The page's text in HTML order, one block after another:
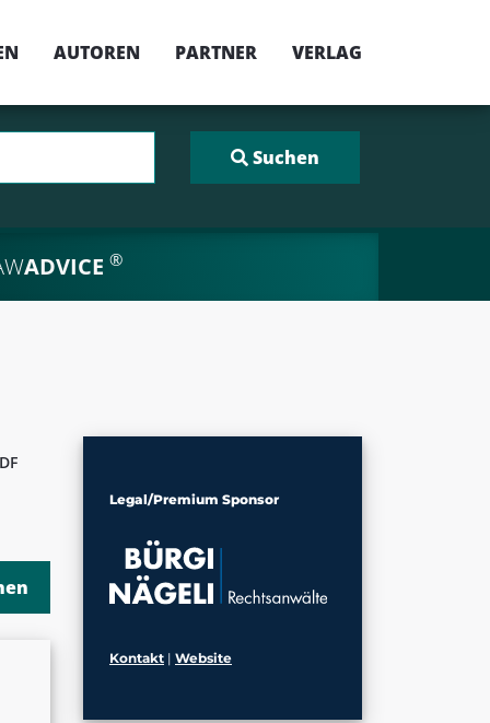
AUTOREN PARTNER VERLAG
ADVICE ®
Legal/Premium Sponsor
Kontakt | Website